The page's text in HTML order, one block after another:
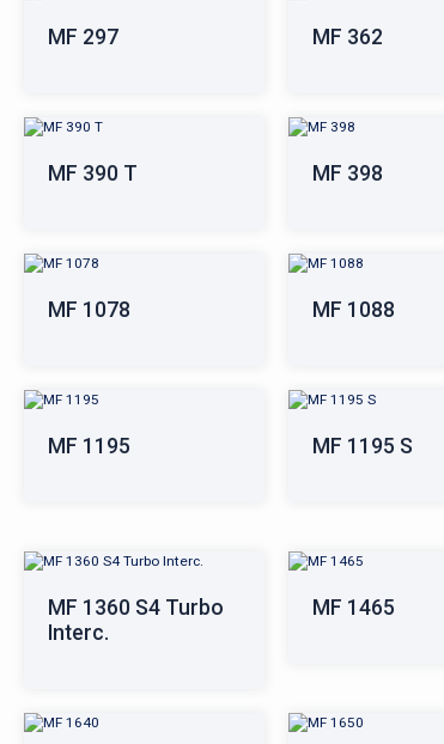
MF 297 MF 362
MF 390 T MF 398
MF 1078 MF 1088
MF 1195 MF 1195 S
MF 1360 S4 Turbo
Interc.
MF 1465